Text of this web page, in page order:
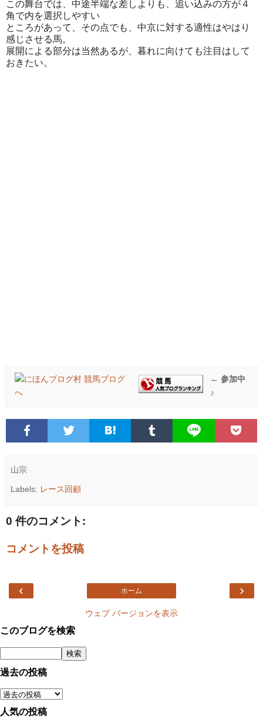
この舞台では、中途半端な差しよりも、追い込みの方が４
角で内を選択しやすい
ところがあって、その点でも、中京に対する適性はやはり
感じさせる馬。
展開による部分は当然あるが、暮れに向けても注目はして
おきたい。
← 参加中
♪
山宗
Labels: レース回顧
0 件のコメント:
コメントを投稿
‹ ›
ホーム
ウェブ バージョンを表示
このブログを検索
過去の投稿
人気の投稿